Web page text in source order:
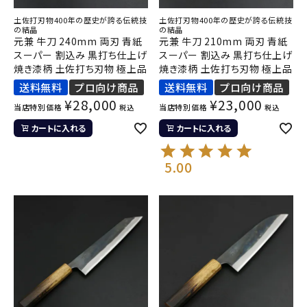
土佐打刃物400年の歴史が誇る伝統技
の結晶
元兼 牛刀 240mm 両刃 青紙
スーパー 割込み 黒打ち仕上げ
焼き漆柄 土佐打ち刃物 極上品
送料無料 プロ向け商品
当店特別価格 ¥28,000 税込
カートに入れる
土佐打刃物400年の歴史が誇る伝統技
の結晶
元兼 牛刀 210mm 両刃 青紙
スーパー 割込み 黒打ち仕上げ
焼き漆柄 土佐打ち刃物 極上品
送料無料 プロ向け商品
当店特別価格 ¥23,000 税込
カートに入れる
5.00